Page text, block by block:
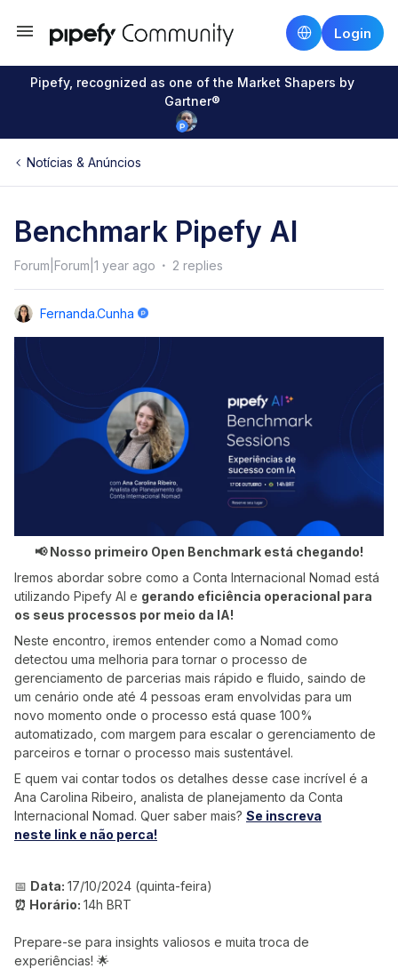
Login
Pipefy, recognized as one of the Market Shapers by
Gartner®
Notícias & Anúncios
Benchmark Pipefy AI
Forum|Forum|1 year ago 2 replies
Fernanda.cunha
📢 Nosso primeiro Open Benchmark está chegando!
Iremos abordar sobre como a Conta Internacional Nomad está
utilizando Pipefy AI e gerando eficiência operacional para
os seus processos por meio da IA!
Neste encontro, iremos entender como a Nomad como
detectou uma melhoria para tornar o processo de
gerenciamento de parcerias mais rápido e fluido, saindo de
um cenário onde até 4 pessoas eram envolvidas para um
novo momento onde o processo está quase 100%
automatizado, com margem para escalar o gerenciamento de
parceiros e tornar o processo mais sustentável.
E quem vai contar todos os detalhes desse case incrível é a
Ana Carolina Ribeiro, analista de planejamento da Conta
Internacional Nomad. Quer saber mais? Se inscreva
neste link e não perca!
📅 Data: 17/10/2024 (quinta-feira)
⏰ Horário: 14h BRT
Prepare-se para insights valiosos e muita troca de
experiências! 🌟